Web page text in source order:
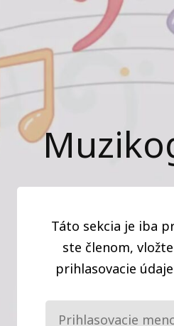
Táto sekcia je iba
ste členom,
prihlasovacie